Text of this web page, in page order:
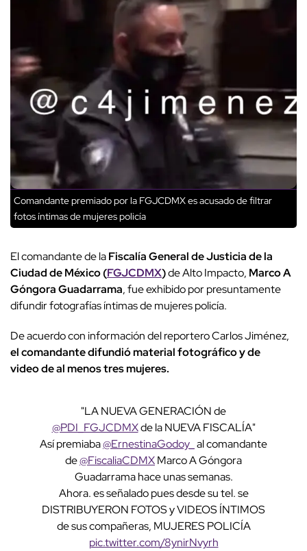
Comandante premiado por la FGJCDMX es acusado de filtrar
fotos íntimas de mujeres policía
El comandante de laFiscalía General de Justicia de la
Ciudad de México (FGJCDMX)de Alto Impacto, Marco A
Góngora Guadarrama, fue exhibido por presuntamente
difundir fotografías íntimas de mujeres policía.
De acuerdo con información del reportero Carlos Jiménez,
el comandante difundió material fotográfico y de
video de al menos tres mujeres.
"LA NUEVA GENERACIÓN de
@PDI_FGJCDMXde la NUEVA FISCALÍA"
Así premiaba@ErnestinaGodoy_ al comandante
de@FiscaliaCDMXMarco A Góngora
Guadarrama hace unas semanas.
Ahora. es señalado pues desde su tel. se
DISTRIBUYERON FOTOS y VIDEOS ÍNTIMOS
de sus compañeras, MUJERES POLICÍA
pic.twitter.com/8ynirNvyrh